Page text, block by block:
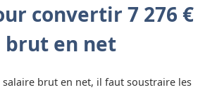
convertir 7 276 €
brut en net
brut en net, il faut soustraire les